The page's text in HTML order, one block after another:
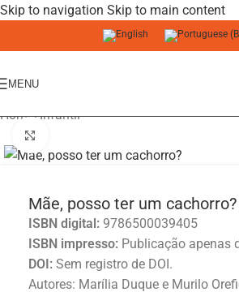
Skip to navigation Skip to main content
MENU
Home/Infantil
Mãe, posso ter um cachorro?
ISBN digital: 9786500039405
ISBN impresso: Publicação apenas
DOI: Sem registro de DOI.
Autores: Marília Duque e Murilo